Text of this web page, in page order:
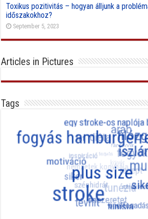
Toxikus pozitivitás – hogyan álljunk a
időszakokhoz?
September 5, 2023
Articles in Pictures
Tags